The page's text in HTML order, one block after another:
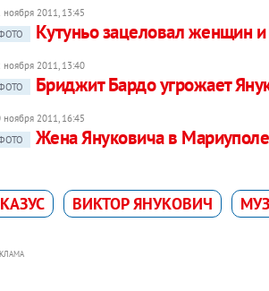
ноября 2011, 13:45
Кутуньо зацеловал женщин
ноября 2011, 13:40
Бриджит Бардо угрожает
ноября 2011, 16:45
Жена Януковича в
КАЗУС ВИКТОР ЯНУКОВИЧ